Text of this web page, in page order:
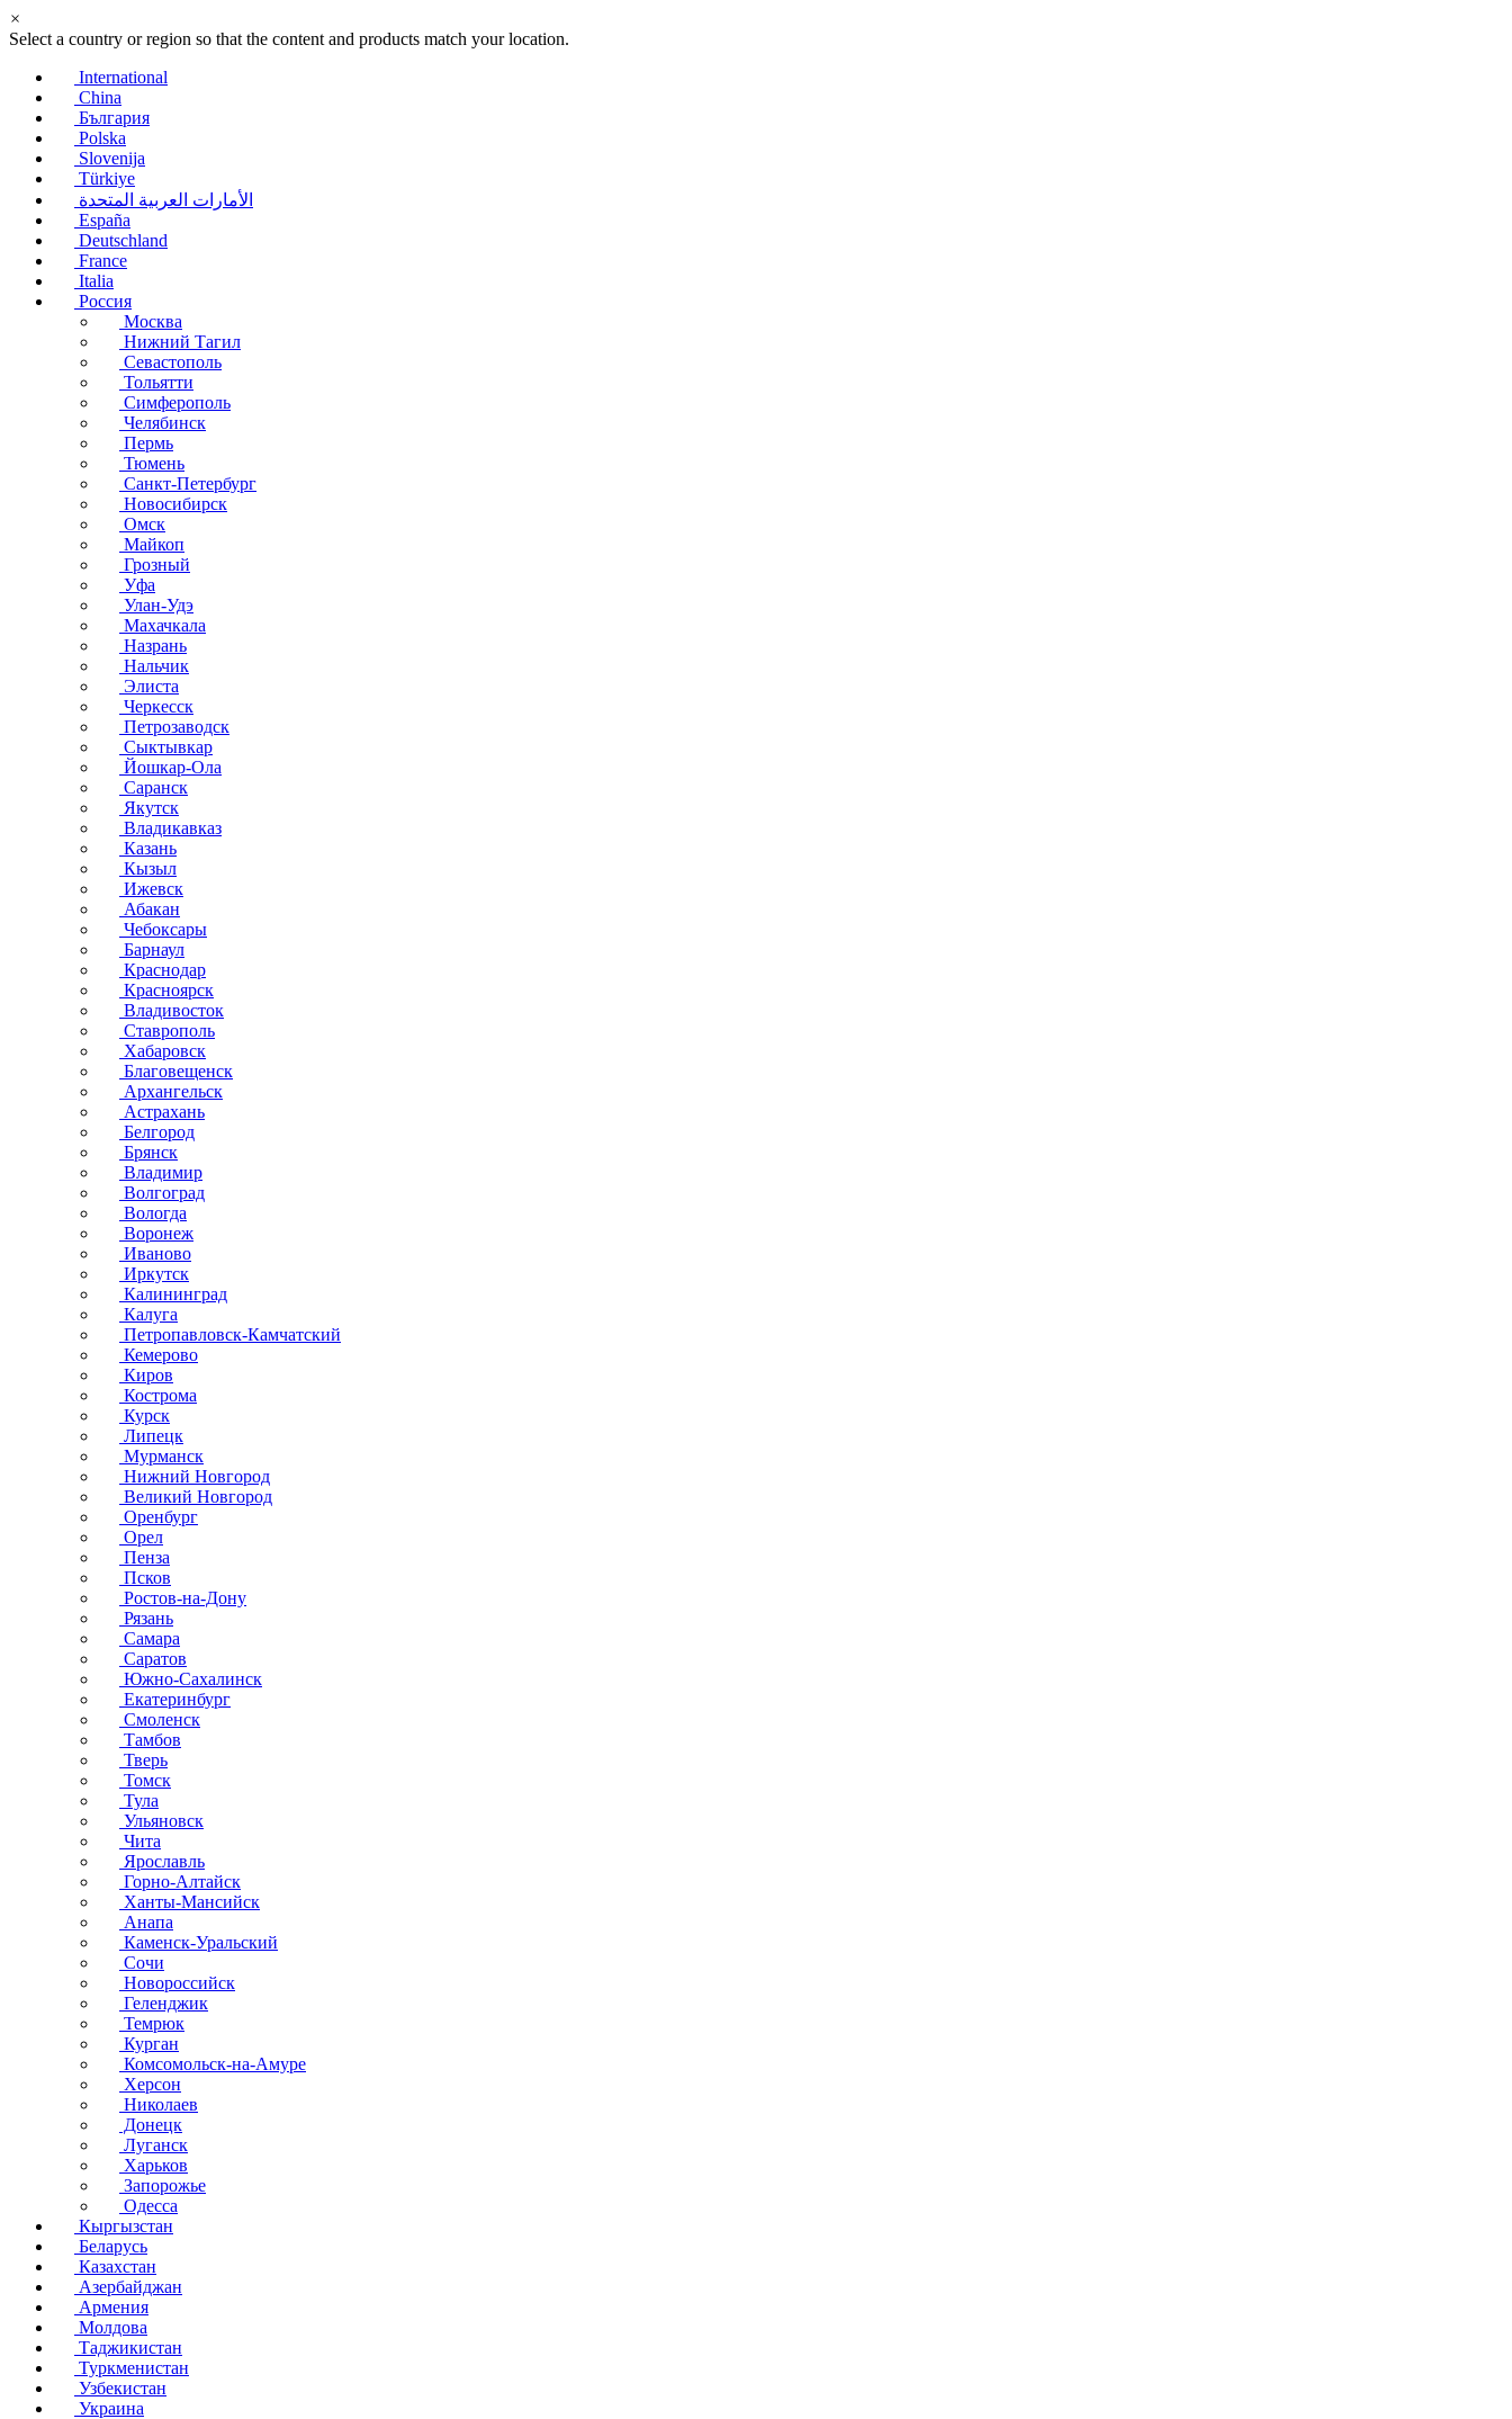
×
Select a country or region so that the content and products match your location.
International
China
България
Polska
Slovenija
Türkiye
الأمارات العربية المتحدة
España
Deutschland
France
Italia
Россия
Москва
Нижний Тагил
Севастополь
Тольятти
Симферополь
Челябинск
Пермь
Тюмень
Санкт-Петербург
Новосибирск
Омск
Майкоп
Грозный
Уфа
Улан-Удэ
Махачкала
Назрань
Нальчик
Элиста
Черкесск
Петрозаводск
Сыктывкар
Йошкар-Ола
Саранск
Якутск
Владикавказ
Казань
Кызыл
Ижевск
Абакан
Чебоксары
Барнаул
Краснодар
Красноярск
Владивосток
Ставрополь
Хабаровск
Благовещенск
Архангельск
Астрахань
Белгород
Брянск
Владимир
Волгоград
Вологда
Воронеж
Иваново
Иркутск
Калининград
Калуга
Петропавловск-Камчатский
Кемерово
Киров
Кострома
Курск
Липецк
Мурманск
Нижний Новгород
Великий Новгород
Оренбург
Орел
Пенза
Псков
Ростов-на-Дону
Рязань
Самара
Саратов
Южно-Сахалинск
Екатеринбург
Смоленск
Тамбов
Тверь
Томск
Тула
Ульяновск
Чита
Ярославль
Горно-Алтайск
Ханты-Мансийск
Анапа
Каменск-Уральский
Сочи
Новороссийск
Геленджик
Темрюк
Курган
Комсомольск-на-Амуре
Херсон
Николаев
Донецк
Луганск
Харьков
Запорожье
Одесса
Кыргызстан
Беларусь
Казахстан
Азербайджан
Армения
Молдова
Таджикистан
Туркменистан
Узбекистан
Украина